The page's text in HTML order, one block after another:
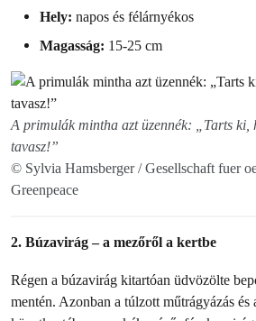
Hely: napos és félárnyékos
Magasság: 15-25 cm
A primulák mintha azt üzennék: „Tarts ki,
tavasz!”
© Sylvia Hamsberger / Gesellschaft fuer
Greenpeace
2. Búzavirág – a mezőről a kertbe
Régen a búzavirág kitartóan üdvözölte
mentén. Azonban a túlzott műtrágyázás és